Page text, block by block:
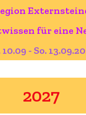
für eine
10.09 - So.
2027